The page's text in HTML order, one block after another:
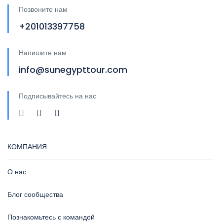
Позвоните нам
+201013397758
Напишите нам
info@sunegypttour.com
Подписывайтесь на нас
КОМПАНИЯ
О нас
Блог сообщества
Познакомьтесь с командой